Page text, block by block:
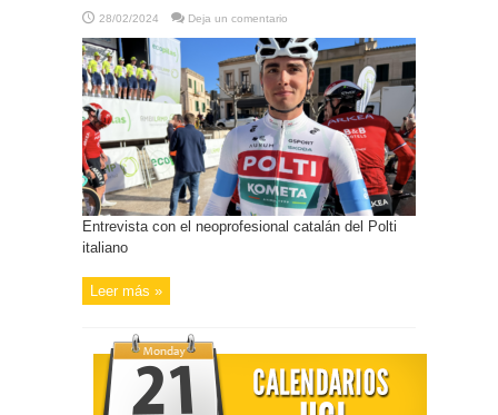
28/02/2024 Deja un comentario
Entrevista con el neoprofesional catalán del Polti
italiano
Leer más »